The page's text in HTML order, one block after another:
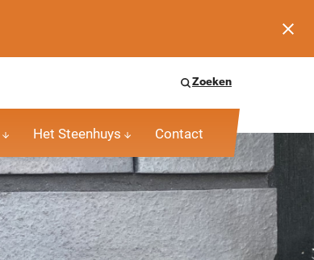
Zoeken
Het Steenhuys Contact